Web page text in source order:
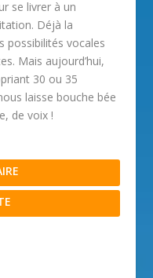
se livrer à un
Déjà la
possibilités vocales
Mais aujourd’hui,
30 ou 35
laisse bouche bée
de voix !